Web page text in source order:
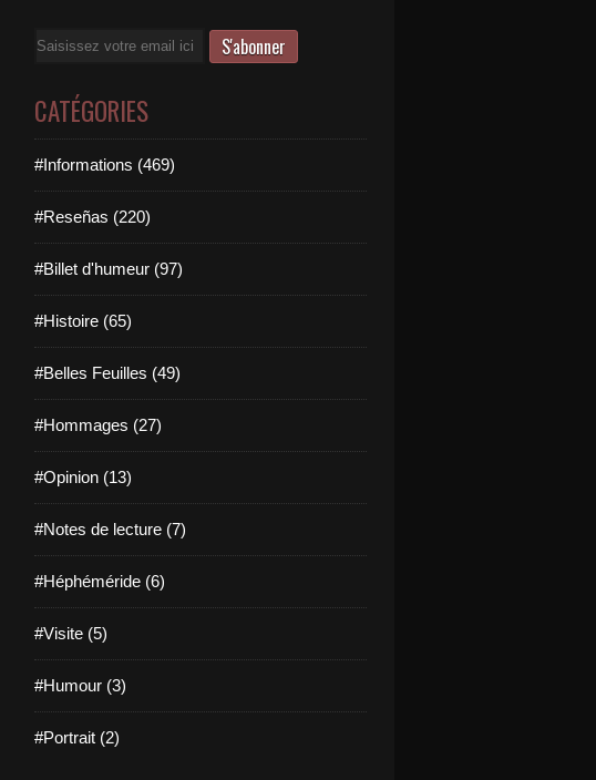
Email
CATÉGORIES
#Informations (469)
#Reseñas (220)
#Billet d'humeur (97)
#Histoire (65)
#Belles Feuilles (49)
#Hommages (27)
#Opinion (13)
#Notes de lecture (7)
#Héphéméride (6)
#Visite (5)
#Humour (3)
#Portrait (2)